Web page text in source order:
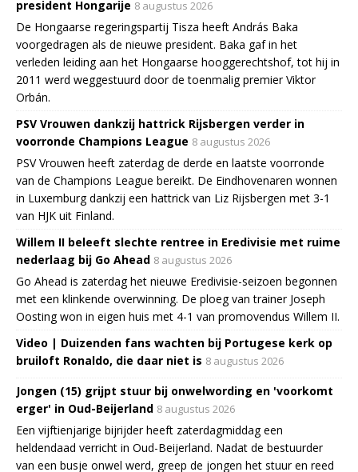
president Hongarije 8 augustus 2026
De Hongaarse regeringspartij Tisza heeft András Baka
voorgedragen als de nieuwe president. Baka gaf in het
verleden leiding aan het Hongaarse hooggerechtshof, tot hij in
2011 werd weggestuurd door de toenmalig premier Viktor
Orbán.
PSV Vrouwen dankzij hattrick Rijsbergen verder in
voorronde Champions League 8 augustus 2026
PSV Vrouwen heeft zaterdag de derde en laatste voorronde
van de Champions League bereikt. De Eindhovenaren wonnen
in Luxemburg dankzij een hattrick van Liz Rijsbergen met 3-1
van HJK uit Finland.
Willem II beleeft slechte rentree in Eredivisie met ruime
nederlaag bij Go Ahead 8 augustus 2026
Go Ahead is zaterdag het nieuwe Eredivisie-seizoen begonnen
met een klinkende overwinning. De ploeg van trainer Joseph
Oosting won in eigen huis met 4-1 van promovendus Willem II.
Video | Duizenden fans wachten bij Portugese kerk op
bruiloft Ronaldo, die daar niet is 8 augustus 2026
Jongen (15) grijpt stuur bij onwelwording en 'voorkomt
erger' in Oud-Beijerland 8 augustus 2026
Een vijftienjarige bijrijder heeft zaterdagmiddag een
heldendaad verricht in Oud-Beijerland. Nadat de bestuurder
van een busje onwel werd, greep de jongen het stuur en reed